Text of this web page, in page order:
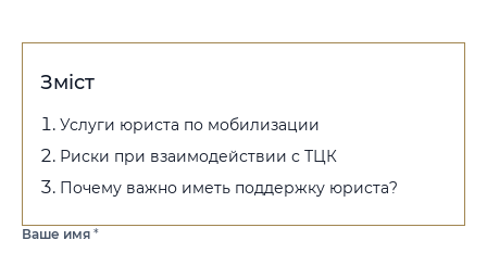
Зміст
Услуги юриста по мобилизации
Риски при взаимодействии с ТЦК
Почему важно иметь поддержку юриста?
Ваше имя *